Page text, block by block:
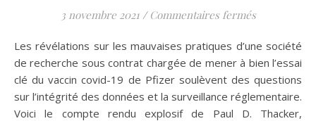
3 novembre 2021 / Commentaires ferméssur Covid-
Les révélations sur les mauvaises pratiques d’une société
de recherche sous contrat chargée de mener à bien l’essai
clé du vaccin covid-19 de Pfizer soulèvent des questions
sur l’intégrité des données et la surveillance réglementaire.
Voici le compte rendu explosif de Paul D. Thacker,